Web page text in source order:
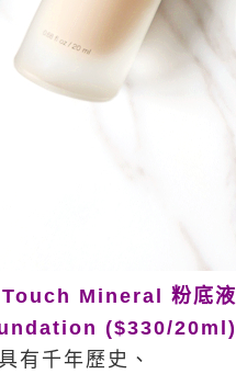
Mineral 粉底液
($330/20ml)
有千年歷史、